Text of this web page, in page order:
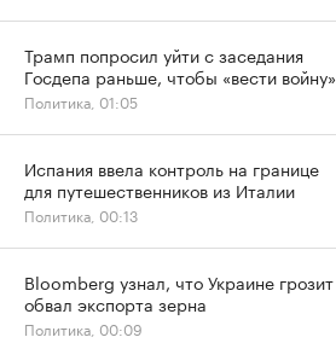
Трамп попросил уйти с заседания
Госдепа раньше, чтобы «вести войну»
Политика, 01:05
Испания ввела контроль на границе
для путешественников из Италии
Политика, 00:13
Bloomberg узнал, что Украине грозит
обвал экспорта зерна
Политика, 00:09